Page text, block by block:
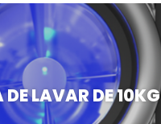
LAVAR DE 10KG